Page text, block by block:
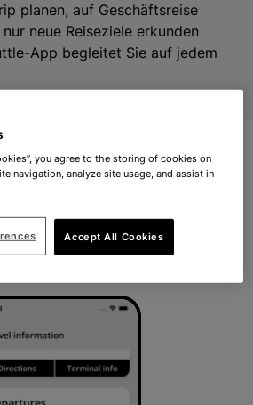
planen, auf Geschäftsreise
neue Reiseziele erkunden
App begleitet Sie auf jedem
können Sie Ihre Reise ganz
gestalten.
you agree to the storing of cookies on
navigation, analyze site usage, and assist in
Accept All Cookies